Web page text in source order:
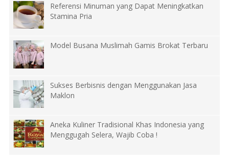
Referensi Minuman yang Dapat Meningkatkan
Stamina Pria
Model Busana Muslimah Gamis Brokat Terbaru
Sukses Berbisnis dengan Menggunakan Jasa
Maklon
Aneka Kuliner Tradisional Khas Indonesia yang
Menggugah Selera, Wajib Coba !